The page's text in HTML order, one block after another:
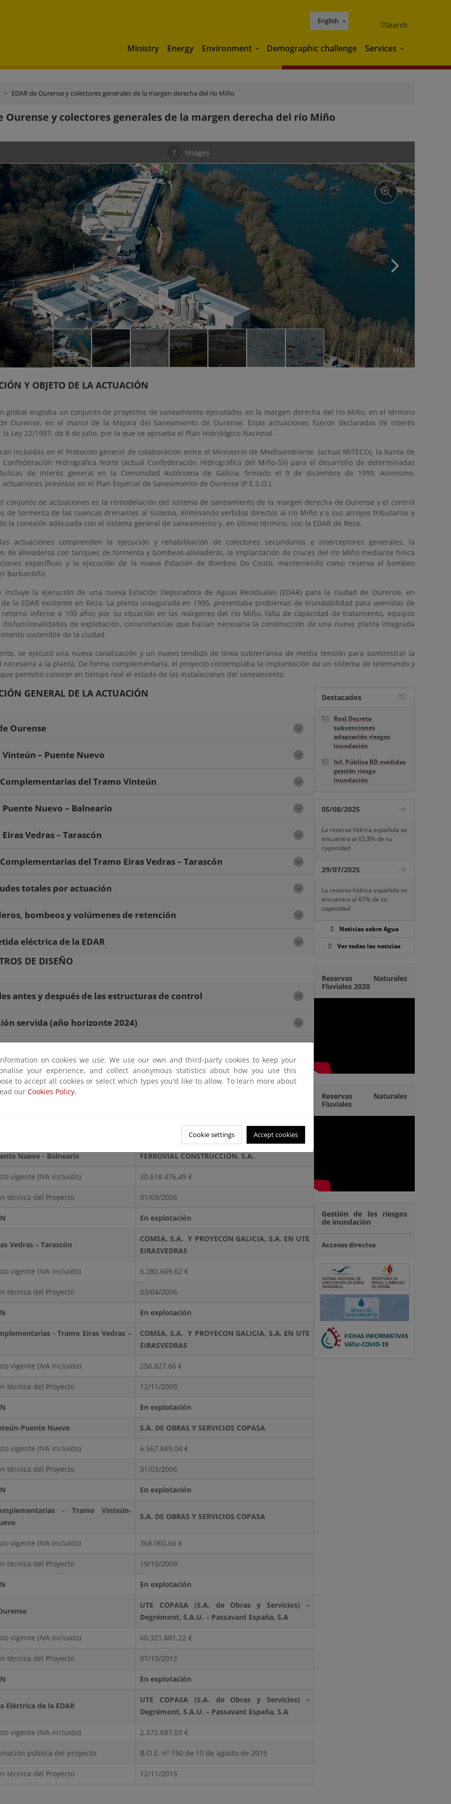
English Search
Ministry Energy Environment Environment
Demographic challenge Services Services
EDAR de Ourense y colectores generales de la margen derecha del río Miño
Ourense y colectores generales de la margen derecha del río Miño
7 Images
1/7
Y OBJETO DE LA ACTUACIÓN
global engloba un conjunto de proyectos de saneamiento ejecutados en la margen derecha del río Miño, en el término
Ourense, en el marco de la Mejora del Saneamiento de Ourense. Estas actuaciones fueron declaradas de interés
Ley 22/1997, de 8 de julio, por la que se aprueba el Plan Hidrológico Nacional.
incluidas en el Protocolo general de colaboración entre el Ministerio de Medioambiente (actual MITECO), la Xunta de
Confederación Hidrográfica Norte (actual Confederación Hidrográfica del Miño-Sil) para el desarrollo de determinadas
de interés general en la Comunidad Autónoma de Galicia, firmado el 9 de diciembre de 1999. Asimismo,
previstas en el Plan Especial de Saneamiento de Ourense (P.E.S.O.).
conjunto de actuaciones es la remodelación del sistema de saneamiento de la margen derecha de Ourense y el control
de tormenta de las cuencas drenantes al sistema, eliminando vertidos directos al río Miño y a sus arroyos tributarios y
la conexión adecuada con el sistema general de saneamiento y, en último término, con la EDAR de Reza.
actuaciones comprenden la ejecución y rehabilitación de colectores secundarios e interceptores generales, la
de aliviaderos con tanques de tormenta y bombeos-aliviaderos, la implantación de cruces del río Miño mediante hinca
específicas y la ejecución de la nueva Estación de Bombeo Do Couto, manteniendo como reserva el bombeo
Barbantiño.
incluye la ejecución de una nueva Estación Depuradora de Aguas Residuales (EDAR) para la ciudad de Ourense, en
la EDAR existente en Reza. La planta inaugurada en 1995, presentaba problemas de inundabilidad para avenidas de
inferior a 100 años por su situación en las márgenes del río Miño, falta de capacidad de tratamiento, equipos
disfuncionalidades de explotación, circunstancias que hacían necesaria la construcción de una nueva planta integrada
sostenible de la ciudad.
se ejecutó una nueva canalización y un nuevo tendido de línea subterránea de media tensión para suministrar la
necesaria a la planta. De forma complementaria, el proyecto contemplaba la implantación de un sistema de telemando y
permitió conocer en tiempo real el estado de las instalaciones del saneamiento.
GENERAL DE LA ACTUACIÓN
Ourense
– Puente Nuevo
del Tramo Vinteún
Nuevo – Balneario
Vedras – Tarascón
del Tramo Eiras Vedras – Tarascón
totales por actuación
bombeos y volúmenes de retención
eléctrica de la EDAR
DE DISEÑO
antes y después de las estructuras de control
Población servida (año horizonte 2024)
acometida
En explotación
Nuevo - Balneario FERROVIAL CONSTRUCCIÓN, S.A.
vigente (IVA incluido) 20.618.476,49 €
técnica del Proyecto 31/03/2006
En explotación
Vedras – Tarascón
COMSA, S.A. Y PROYECON GALICIA, S.A. EN UTE
EIRASVEDRAS
vigente (IVA incluido) 6.280.609,62 €
técnica del Proyecto 03/04/2006
En explotación
- Tramo Eiras Vedras –
COMSA, S.A. Y PROYECON GALICIA, S.A. EN UTE
EIRASVEDRAS
vigente (IVA incluido) 256.827,86 €
técnica del Proyecto 12/11/2009
En explotación
Puente Nuevo S.A. DE OBRAS Y SERVICIOS COPASA
vigente (IVA incluido) 6.567.849,04 €
técnica del Proyecto 31/03/2006
En explotación
- Tramo Vinteún-
S.A. DE OBRAS Y SERVICIOS COPASA
vigente (IVA incluido) 368.060,66 €
técnica del Proyecto 19/10/2009
En explotación
UTE COPASA (S.A. de Obras y Servicios) –
Degrémont, S.A.U. – Passavant España, S.A
vigente (IVA incluido) 60.321.881,22 €
técnica del Proyecto 07/10/2013
En explotación
Eléctrica de la EDAR
UTE COPASA (S.A. de Obras y Servicios) –
Degrémont, S.A.U. – Passavant España, S.A
vigente (IVA incluido) 2.372.687,03 €
pública del proyecto B.O.E. nº 190 de 10 de agosto de 2015
técnica del Proyecto 12/11/2015
Destacados
Real Decreto
subvenciones
adaptación riesgos
inundación
Inf. Pública RD medidas
gestión riesgo
inundación
05/08/2025
La reserva hídrica española se
encuentra al 65,8% de su
capacidad
29/07/2025
La reserva hídrica española se
encuentra al 67% de su
capacidad
Noticias sobre Agua
Ver todas las noticias
Reservas Naturales
Fluviales 2020
Reservas Naturales
Fluviales
Gestión de los riesgos
de inundación
Accesos directos
on cookies we use: We use our own and third-party cookies to keep your
your experience, and collect anonymous statistics about how you use this
to accept all cookies or select which types you'd like to allow. To learn more about
our Cookies Policy.
Cookie settings Accept cookies